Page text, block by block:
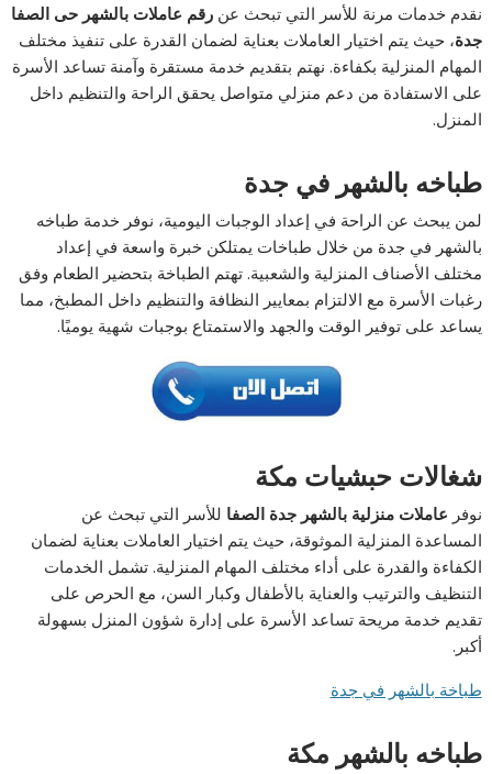
نقدم خدمات مرنة للأسر التي تبحث عنرقم عاملات بالشهر حى الصفا
جدة، حيث يتم اختيار العاملات بعناية لضمان القدرة على تنفيذ مختلف
المهام المنزلية بكفاءة. نهتم بتقديم خدمة مستقرة وآمنة تساعد الأسرة
على الاستفادة من دعم منزلي متواصل يحقق الراحة والتنظيم داخل
المنزل.
طباخه بالشهر في جدة
لمن يبحث عن الراحة في إعداد الوجبات اليومية، نوفر خدمة طباخه
بالشهر في جدة من خلال طباخات يمتلكن خبرة واسعة في إعداد
مختلف الأصناف المنزلية والشعبية. تهتم الطباخة بتحضير الطعام وفق
رغبات الأسرة مع الالتزام بمعايير النظافة والتنظيم داخل المطبخ، مما
يساعد على توفير الوقت والجهد والاستمتاع بوجبات شهية يوميًا.
شغالات حبشيات مكة
نوفر عاملات منزلية بالشهر جدة الصفا للأسر التي تبحث عن
المساعدة المنزلية الموثوقة، حيث يتم اختيار العاملات بعناية لضمان
الكفاءة والقدرة على أداء مختلف المهام المنزلية. تشمل الخدمات
التنظيف والترتيب والعناية بالأطفال وكبار السن، مع الحرص على
تقديم خدمة مريحة تساعد الأسرة على إدارة شؤون المنزل بسهولة
أكبر.
طباخة بالشهر في جدة
طباخه بالشهر مكة